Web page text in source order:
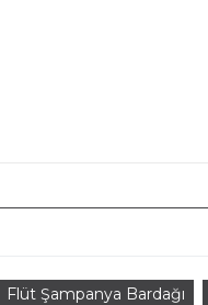
Flüt Şampanya Bardağı